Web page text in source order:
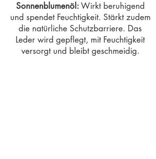
Sonnenblumenöl:Wirkt beruhigend
und spendet Feuchtigkeit. Stärkt zudem
die natürliche Schutzbarriere. Das
Leder wird gepflegt, mit Feuchtigkeit
versorgt und bleibt geschmeidig.